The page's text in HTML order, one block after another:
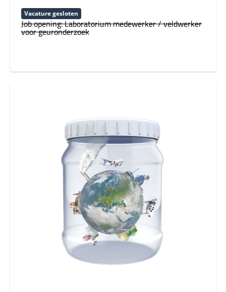
Vacature gesloten
Job opening: Laboratorium medewerker / veldwerker
voor geuronderzoek